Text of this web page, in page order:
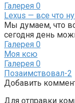
Галерея 0
Lexus — все что
Мы думаем, что
сегодня день
Галерея 0
Моя ксю
Галерея 0
Позаимствовал-2
Добавить
Для отправки